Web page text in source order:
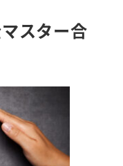
スター合